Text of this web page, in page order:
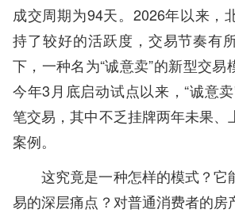
成交周期为94天。2026年以来，
持了较好的活跃度，交易节奏有
下，一种名为“诚意卖”的新型交易
今年3月底启动试点以来，“诚意
笔交易，其中不乏挂牌两年未果、
案例。
这究竟是一种怎样的模式？它
易的深层痛点？对普通消费者的房